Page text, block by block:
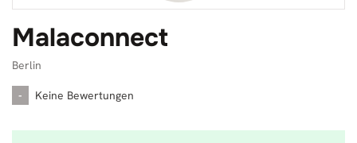
Malaconnect
Berlin
- Keine Bewertungen